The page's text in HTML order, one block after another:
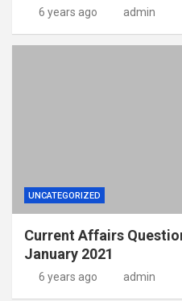
6 years ago admin
UNCATEGORIZED
Current Affairs
January 2021
6 years ago admin